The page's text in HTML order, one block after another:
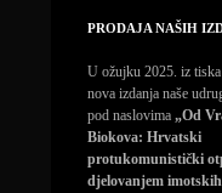
PRODAJA NAŠIH
U ožujku 2025. iz tiska
nova izdanja naše
pod naslovima „Od
Biokova: Hrvatski
protukomunistički
djelovanjem